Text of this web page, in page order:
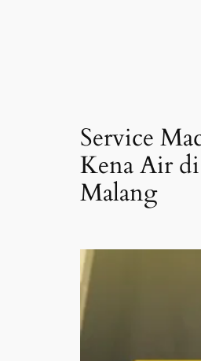
Service
Kena Air
Malang